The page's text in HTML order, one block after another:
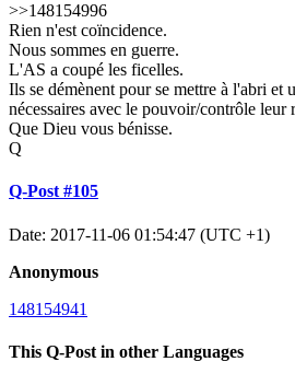
>>148154996
Rien n'est coïncidence.
Nous sommes en guerre.
L'AS a coupé les ficelles.
Ils se démènent pour se mettre à l'abri et
nécessaires avec le pouvoir/contrôle leur
Que Dieu vous bénisse.
Q
Q-Post #105
Date: 2017-11-06 01:54:47 (UTC +1)
Anonymous
148154941
This Q-Post in other Languages